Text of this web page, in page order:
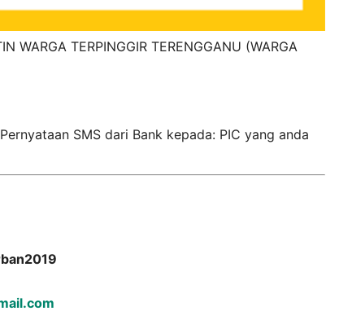
WARGA TERPINGGIR TERENGGANU (WARGA
SMS dari Bank kepada: PIC yang anda